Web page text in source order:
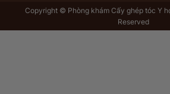
Copyright © Phòng khám Cấy ghép tóc Y
Reserved